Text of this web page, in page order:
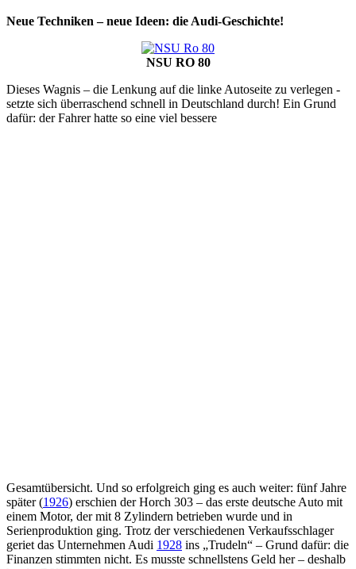
Neue Techniken – neue Ideen: die Audi-Geschichte!
NSU RO 80
Dieses Wagnis – die Lenkung auf die linke Autoseite zu verlegen -
setzte sich überraschend schnell in Deutschland durch! Ein Grund
dafür: der Fahrer hatte so eine viel bessere
Gesamtübersicht. Und so erfolgreich ging es auch weiter: fünf Jahre
später (1926) erschien der Horch 303 – das erste deutsche Auto mit
einem Motor, der mit 8 Zylindern betrieben wurde und in
Serienproduktion ging. Trotz der verschiedenen Verkaufsschlager
geriet das Unternehmen Audi 1928 ins „Trudeln“ – Grund dafür: die
Finanzen stimmten nicht. Es musste schnellstens Geld her – deshalb